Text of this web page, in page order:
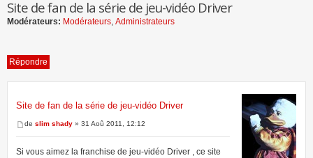
Site de fan de la série de jeu-vidéo Driver
Modérateurs: Modérateurs, Administrateurs
Répondre
5 messages • Page1
Site de fan de la série de jeu-vidéo Driver
de slim shady » 31 Aoû 2011, 12:12
Si vous aimez la franchise de jeu-vidéo Driver , ce site